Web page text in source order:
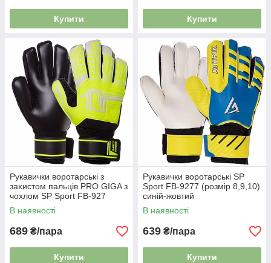
Купити Купити
Рукавички воротарські з
захистом пальців PRO GIGA з
чохлом SP Sport FB-927
салатовий
В наявності
689 ₴/пара
Купити
Рукавички воротарські SP
Sport FB-9277 (розмір 8,9,10)
синій-жовтий
В наявності
639 ₴/пара
Купити